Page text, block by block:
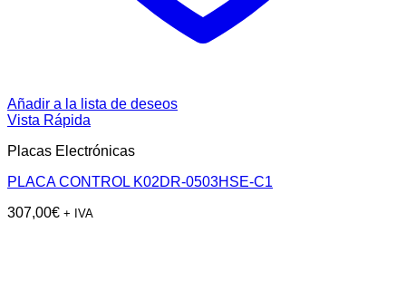
Añadir a la lista de deseos
Vista Rápida
Placas Electrónicas
PLACA CONTROL K02DR-0503HSE-C1
307,00€ + IVA